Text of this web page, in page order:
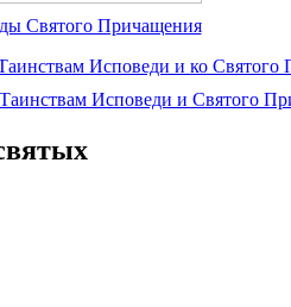
Святого Причащения
Исповеди и Святого